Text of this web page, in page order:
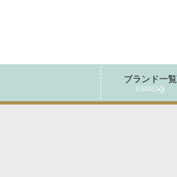
ブランド一覧
BRAND